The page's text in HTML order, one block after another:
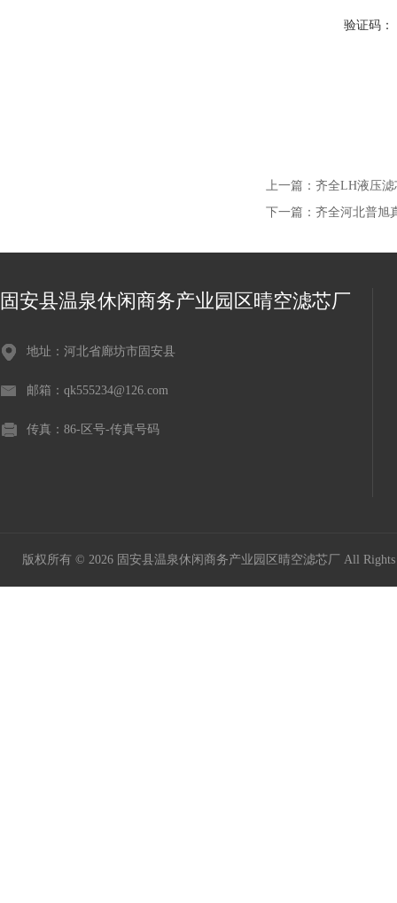
验证码：
上一篇： 齐全LH液压
下一篇： 齐全河北普旭
固安县温泉休闲商务产业园区晴空滤芯厂
地址：河北省廊坊市固安县
邮箱：qk555234@126.com
传真：86-区号-传真号码
版权所有 © 2026 固安县温泉休闲商务产业园区晴空滤芯厂 All